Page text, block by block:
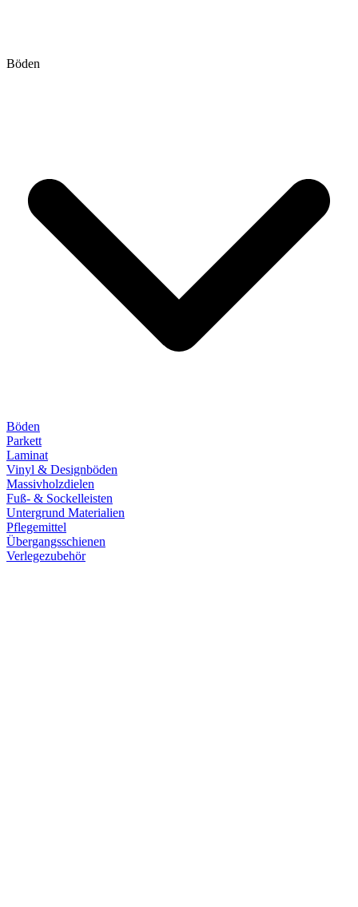
Böden
Böden
Parkett
Laminat
Vinyl & Designböden
Massivholzdielen
Fuß- & Sockelleisten
Untergrund Materialien
Pflegemittel
Übergangsschienen
Verlegezubehör